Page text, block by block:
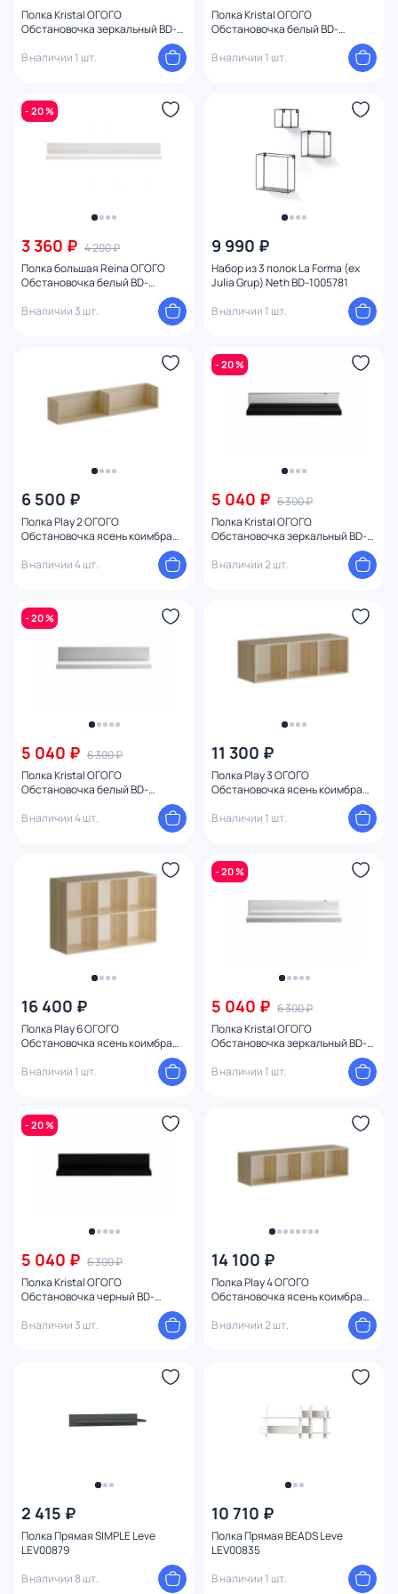
Полка Kristal ОГОГО
Обстановочка зеркальный BD-
В наличии 1 шт.
Полка Kristal ОГОГО
Обстановочка белый BD-
В наличии 1 шт.
- 20 %
3 360 ₽ 4 200 ₽
Полка большая Reina ОГОГО
Обстановочка белый BD-
В наличии 3 шт.
9 990 ₽
Набор из 3 полок La Forma (ex
Julia Grup) Neth BD-1005781
В наличии 1 шт.
6 500 ₽
Полка Play 2 ОГОГО
Обстановочка ясень коимбра
В наличии 4 шт.
- 20 %
5 040 ₽ 6 300 ₽
Полка Kristal ОГОГО
Обстановочка зеркальный BD-
В наличии 2 шт.
- 20 %
5 040 ₽ 6 300 ₽
Полка Kristal ОГОГО
Обстановочка белый BD-
В наличии 4 шт.
11 300 ₽
Полка Play 3 ОГОГО
Обстановочка ясень коимбра
В наличии 1 шт.
16 400 ₽
Полка Play 6 ОГОГО
Обстановочка ясень коимбра
В наличии 1 шт.
- 20 %
5 040 ₽ 6 300 ₽
Полка Kristal ОГОГО
Обстановочка зеркальный BD-
В наличии 1 шт.
- 20 %
5 040 ₽ 6 300 ₽
Полка Kristal ОГОГО
Обстановочка черный BD-
В наличии 3 шт.
14 100 ₽
Полка Play 4 ОГОГО
Обстановочка ясень коимбра
В наличии 2 шт.
2 415 ₽
Полка Прямая SIMPLE Leve
LEV00879
В наличии 8 шт.
10 710 ₽
Полка Прямая BEADS Leve
LEV00835
В наличии 1 шт.